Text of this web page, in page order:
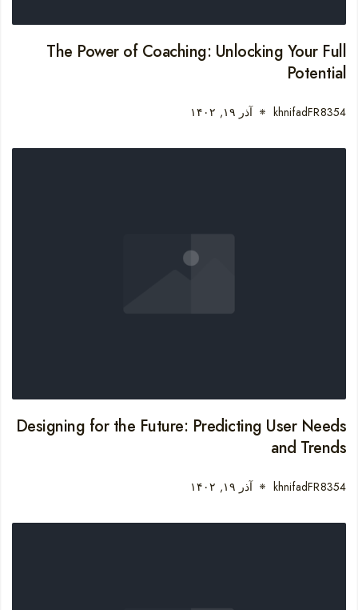
The Power of Coaching: Unlocking Your Full
Potential
khnifadFR8354 آذر ۱۹, ۱۴۰۲
Designing for the Future: Predicting User Needs
and Trends
khnifadFR8354 آذر ۱۹, ۱۴۰۲